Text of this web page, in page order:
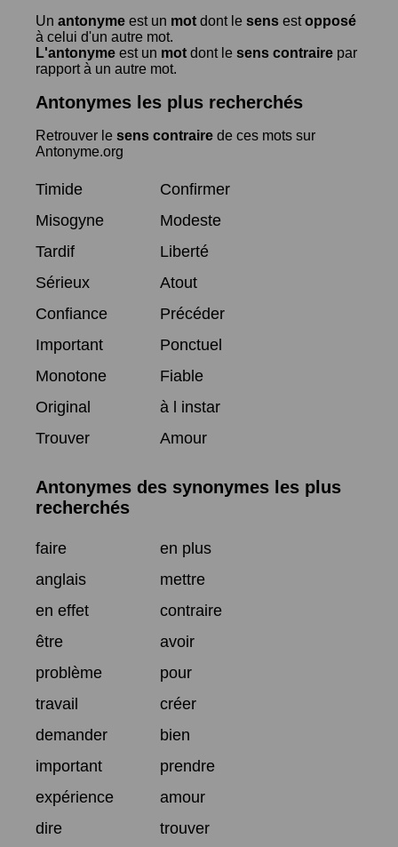
Un antonyme est un mot dont le sens estopposé
à celui d'un autre mot.
L'antonyme est un mot dont le sens contraire par
rapport à un autre mot.
Antonymes les plus recherchés
Retrouver le sens contraire de ces mots sur
Antonyme.org
Timide
Confirmer
Misogyne
Modeste
Tardif
Liberté
Sérieux
Atout
Confiance
Précéder
Important
Ponctuel
Monotone
Fiable
Original
à l instar
Trouver
Amour
Antonymes des synonymes les plus
recherchés
faire
en plus
anglais
mettre
en effet
contraire
être
avoir
problème
pour
travail
créer
demander
bien
important
prendre
expérience
amour
dire
trouver